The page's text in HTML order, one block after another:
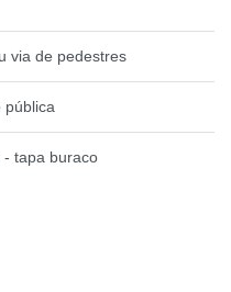
via de pedestres
pública
- tapa buraco